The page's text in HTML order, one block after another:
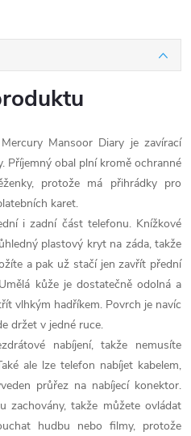
Mansoor Diary je zavírací
Příjemný obal plní kromě ochranné
protože má přihrádky pro
karet.
i zadní část telefonu. Knížkové
plastový kryt na záda, takže
a pak už stačí jen zavřít přední
kůže je dostatečně odolná a
vlhkým hadříkem. Povrch je navíc
držet v jedné ruce.
nabíjení, takže nemusíte
ale lze telefon nabíjet kabelem,
průřez na nabíjecí konektor.
zachovány, takže můžete ovládat
hudbu nebo filmy, protože